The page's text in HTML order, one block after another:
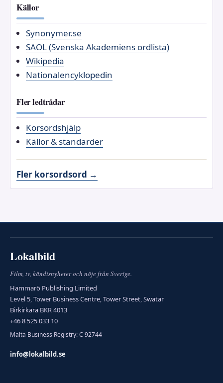
Källor
Synonymer.se
SAOL (Svenska Akademiens ordlista)
Wikipedia
Nationalencyklopedin
Fler ledtrådar
Korsordshjälp
Källor & standarder
Fler korsordsord →
Lokalbild
Film, tv, kändisnyheter och nöje från Sverige.
Hammarö Publishing Limited
Level 5, Tower Business Centre, Tower Street, Swatar
Birkirkara BKR 4013
+46 8 525 033 10
Malta Business Registry: C 92744
info@lokalbild.se